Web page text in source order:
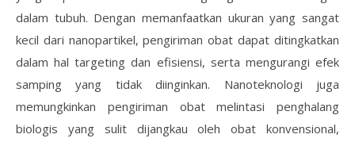
dalam tubuh. Dengan memanfaatkan ukuran yang sangat
kecil dari nanopartikel, pengiriman obat dapat ditingkatkan
dalam hal targeting dan efisiensi, serta mengurangi efek
samping yang tidak diinginkan. Nanoteknologi juga
memungkinkan pengiriman obat melintasi penghalang
biologis yang sulit dijangkau oleh obat konvensional,